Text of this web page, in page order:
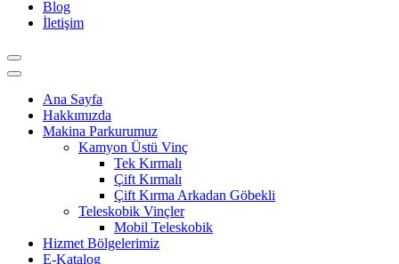
Blog
İletişim
Ana Sayfa
Hakkımızda
Makina Parkurumuz
Kamyon Üstü Vinç
Tek Kırmalı
Çift Kırmalı
Çift Kırma Arkadan Göbekli
Teleskobik Vinçler
Mobil Teleskobik
Hizmet Bölgelerimiz
E-Katalog